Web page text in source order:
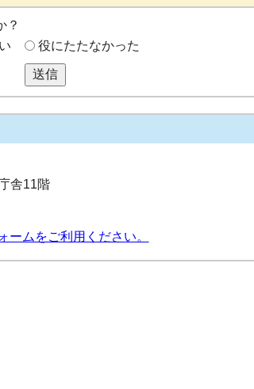
？
役にたたなかった
送信
舎11階
ームをご利用ください。